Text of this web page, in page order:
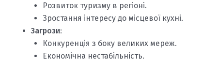
Розвиток туризму в регіоні.
Зростання інтересу до місцевої кухні.
Загрози:
Конкуренція з боку великих мереж.
Економічна нестабільність.